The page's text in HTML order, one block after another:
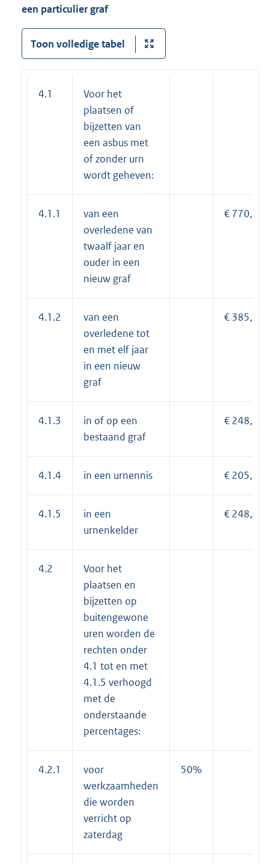
een particulier graf
Toon volledige tabel
4.1
Voor het
plaatsen of
bijzetten van
een asbus met
of zonder urn
wordt geheven:
4.1.1
van een
overledene van
twaalf jaar en
ouder in een
nieuw graf
€ 770,30
4.1.2
van een
overledene tot
en met elf jaar
in een nieuw
graf
€ 385,15
4.1.3
in of op een
bestaand graf
€ 248,70
4.1.4 in een urnennis € 205,30
4.1.5
in een
urnenkelder
€ 248,70
4.2
Voor het
plaatsen en
bijzetten op
buitengewone
uren worden de
rechten onder
4.1 tot en met
4.1.5 verhoogd
met de
onderstaande
percentages:
4.2.1
voor
werkzaamheden
die worden
verricht op
zaterdag
50%